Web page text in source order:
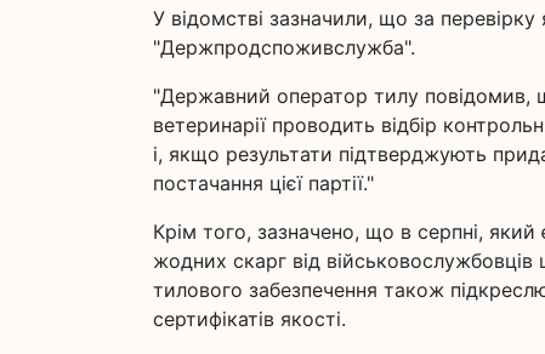
У відомстві зазначили, що за перевірку
"Держпродспоживслужба".
"Державний оператор тилу повідомив,
ветеринарії проводить відбір
і, якщо результати підтверджують
постачання цієї партії."
Крім того, зазначено, що в серпні,
жодних скарг від військовослужбовців
тилового забезпечення також
сертифікатів якості.